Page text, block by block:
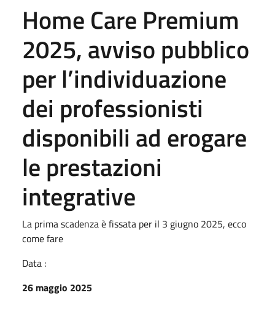
Home Care Premium
2025, avviso pubblico
per l’individuazione
dei professionisti
disponibili ad erogare
le prestazioni
integrative
La prima scadenza è fissata per il 3 giugno 2025, ecco
come fare
Data :
26 maggio 2025